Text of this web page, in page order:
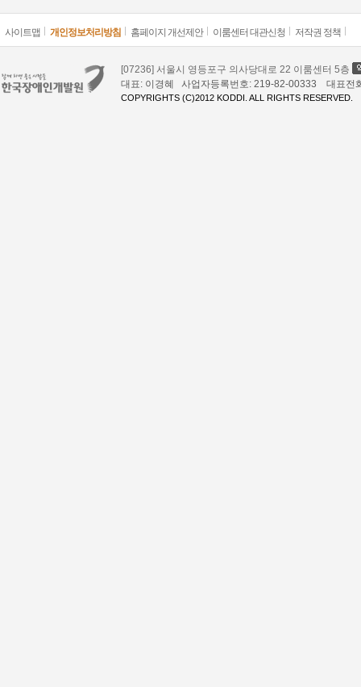
사이트맵 개인정보처리방침 홈페이지 개선제안 이룸센터 대관신청 저작권 정책
[07236] 서울시 영등포구 의사당대로 22 이룸센터 5층
대표: 이경혜 사업자등록번호: 219-82-00333 대표
COPYRIGHTS (C)2012 KODDI. ALL RIGHTS RESERVED.